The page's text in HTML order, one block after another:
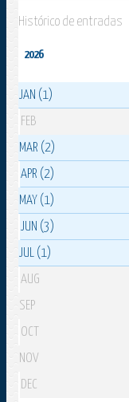
Histórico de entradas
2026
JAN (1)
FEB
MAR (2)
APR (2)
MAY (1)
JUN (3)
JUL (1)
AUG
SEP
OCT
NOV
DEC